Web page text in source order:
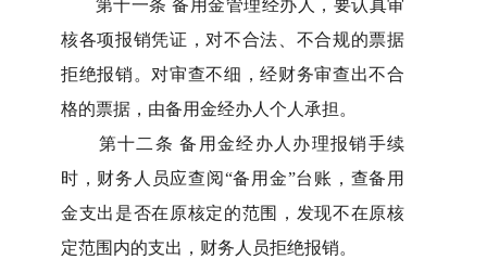
第十一条备用金管理经办人，要认真审
核各项报销凭证，对不合法、不合规的票据
拒绝报销。对审查不细，经财务审查出不合
格的票据，由备用金经办人个人承担。
第十二条备用金经办人办理报销手续
时，财务人员应查阅“备用金”台账，查备用
金支出是否在原核定的范围，发现不在原核
定范围内的支出，财务人员拒绝报销。